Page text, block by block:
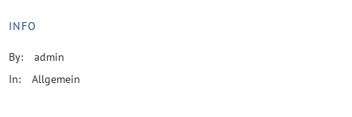
INFO
By:
admin
In:
Allgemein